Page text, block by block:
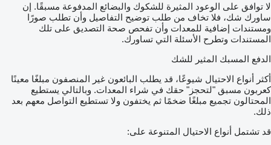
لا توافق على الوعود المثيرة للشكوك والبضائع المدفوعة مسبقًا. إن
ساورك شك، فلا تخاف من طلب توضيح التفاصيل وأن تطلب صورًا
ومستندات إضافية للمعدات وأن تفحص صحة التصديق على تلك
المستندات وتطرح الأسئلة التي تساورك.
الدفع المسبك المثير للشك
أكثر أنواع الاحتيال شيوعًا، قد يطلب البائعون غير المنصفون مبلغًا معينًا
كعربون مسبق "لتحجز" حقك في شراء المعدات. وبالتالي يستطيع
المحتالون تجميع مبلغًا ضخمًا ثم يختفون ولا تستطيع التواصل معهم بعد
ذلك.
قد تشتمل أنواع الاحتيال المتنوعة على: